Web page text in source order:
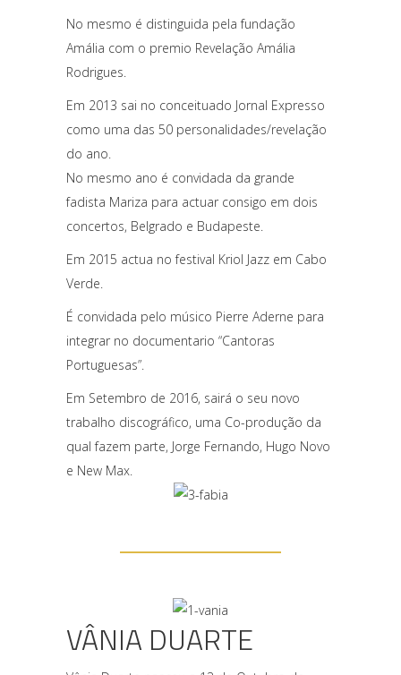
No mesmo é distinguida pela fundação
Amália com o premio Revelação Amália
Rodrigues.
Em 2013 sai no conceituado Jornal Expresso
como uma das 50 personalidades/revelação
do ano.
No mesmo ano é convidada da grande
fadista Mariza para actuar consigo em dois
concertos, Belgrado e Budapeste.
Em 2015 actua no festival Kriol Jazz em Cabo
Verde.
É convidada pelo músico Pierre Aderne para
integrar no documentario “Cantoras
Portuguesas”.
Em Setembro de 2016, sairá o seu novo
trabalho discográfico, uma Co-produção da
qual fazem parte, Jorge Fernando, Hugo Novo
e New Max.
VÂNIA DUARTE